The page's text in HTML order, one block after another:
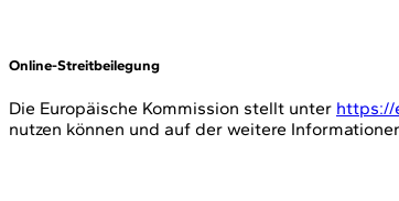
Online-Streitbeilegung
Die Europäische Kommission stellt unter https://
nutzen können und auf der weitere